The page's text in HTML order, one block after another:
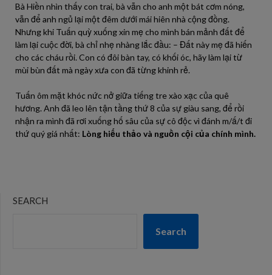
Bà Hiền nhìn thấy con trai, bà vẫn cho anh một bát cơm nóng,
vẫn để anh ngủ lại một đêm dưới mái hiên nhà cộng đồng.
Nhưng khi Tuấn quỳ xuống xin mẹ cho mình bán mảnh đất để
làm lại cuộc đời, bà chỉ nhẹ nhàng lắc đầu: – Đất này mẹ đã hiến
cho các cháu rồi. Con có đôi bàn tay, có khối óc, hãy làm lại từ
mùi bùn đất mà ngày xưa con đã từng khinh rẻ.
Tuấn ôm mặt khóc nức nở giữa tiếng tre xào xạc của quê
hương. Anh đã leo lên tận tầng thứ 8 của sự giàu sang, để rồi
nhận ra mình đã rơi xuống hố sâu của sự cô độc vì đánh m/ấ/t đi
thứ quý giá nhất: Lòng hiếu thảo và nguồn cội của chính mình.
SEARCH
Search